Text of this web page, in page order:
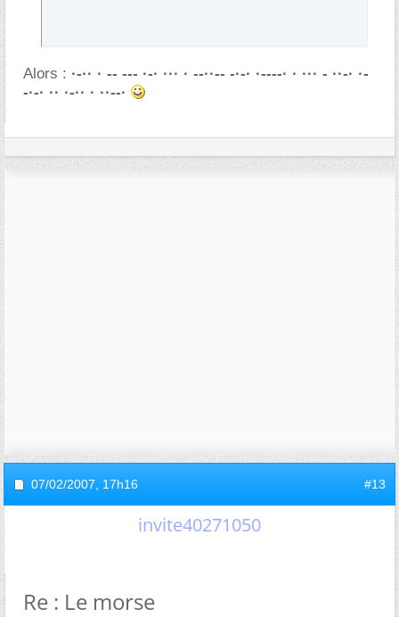
Alors : ·-·· · -- --- ·-· ··· · --··-- -·-· ·----· · ··· - ··-· ·-
-·-· ·· ·-·· · ··--·
07/02/2007, 17h16 #13
invite40271050
Re : Le morse